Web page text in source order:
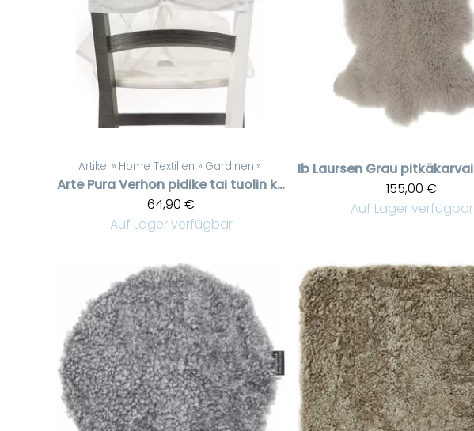
Artikel ‪» Home Textilien ‪» Gardinen ‪»
Arte Pura
Verhon pidike tai tuolin koriste
64,90 €
Auf Lager verfügbar
Ib Laursen
155,00 €
Auf Lager verfügbar